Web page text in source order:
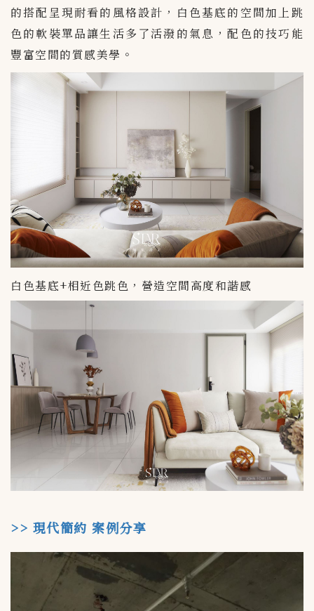
的搭配呈現耐看的風格設計，白色基底的空間加上跳
色的軟裝單品讓生活多了活潑的氣息，配色的技巧能
豐富空間的質感美學。
白色基底+相近色跳色，營造空間高度和諧感
>> 現代簡約 案例分享